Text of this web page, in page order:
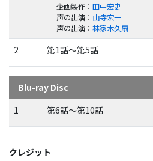
企画製作： 田中宏史
声の出演： 山寺宏一
声の出演： 林家木久扇
2 第1話～第5話
Blu-ray Disc
1
第6話～第10話
クレジット